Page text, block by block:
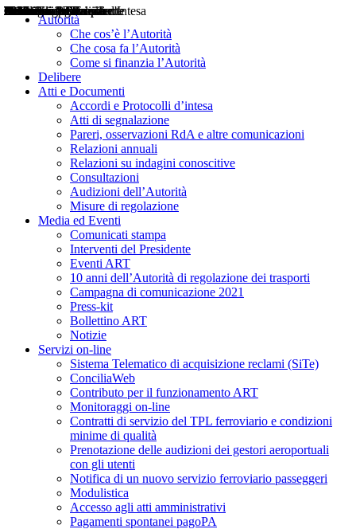
Autorità
Che cos’è l’Autorità
Che cosa fa l’Autorità
Come si finanzia l’Autorità
Delibere
Atti e Documenti
Accordi e Protocolli d’intesa
Atti di segnalazione
Pareri, osservazioni RdA e altre comunicazioni
Relazioni annuali
Relazioni su indagini conoscitive
Consultazioni
Audizioni dell’Autorità
Misure di regolazione
Media ed Eventi
Comunicati stampa
Interventi del Presidente
Eventi ART
10 anni dell’Autorità di regolazione dei trasporti
Campagna di comunicazione 2021
Press-kit
Bollettino ART
Notizie
Servizi on-line
Sistema Telematico di acquisizione reclami (SiTe)
ConciliaWeb
Contributo per il funzionamento ART
Monitoraggi on-line
Contratti di servizio del TPL ferroviario e condizioni
minime di qualità
Prenotazione delle audizioni dei gestori aeroportuali
con gli utenti
Notifica di un nuovo servizio ferroviario passeggeri
Modulistica
Accesso agli atti amministrativi
Pagamenti spontanei pagoPA
Delibere
Pareri
Consultazioni
Audizioni
Atti di Segnalazione
Accordi e Protocolli d'Intesa
Relazioni annuali
Misure di regolazione
Notizie
Comunicati Stampa
Bollettini ART
Convegni ART
Interviste del Presidente
Articoli in primo piano
Interventi del Presidente
2004
2005
2010
2013
2014
2015
2016
2017
2018
2019
202
2020
2021
2022
2023
2024
2025
2026
Aereo
Marittimo
Terrestre